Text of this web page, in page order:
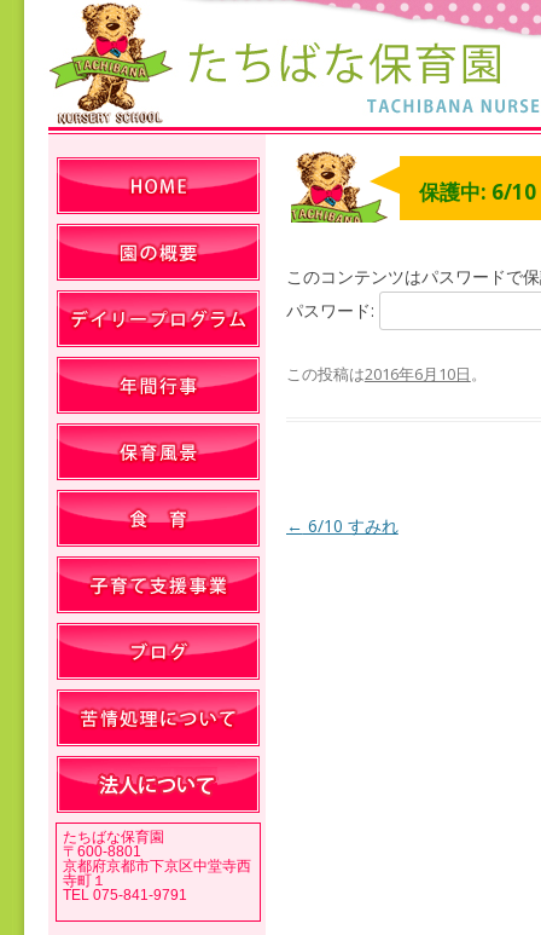
保護中: 6/10
このコンテンツはパスワードで
パスワード:
この投稿は2016年6月10日。
投稿ナビゲーション
← 6/10 すみれ
たちばな保育園
〒600-8801
京都府京都市下京区中堂寺西
寺町１
TEL 075-841-9791